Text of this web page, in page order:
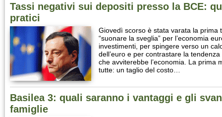
Tassi negativi sui depositi presso la BCE:
pratici
Giovedì scorso è stata varata la prima
“suonare la sveglia” per l’economia
investimenti, per spingere verso un
dell’euro e per contrastare la
che avviterebbe l’economia. La prima
tutte: un taglio del costo…
Basilea 3: quali saranno i vantaggi e gli
famiglie